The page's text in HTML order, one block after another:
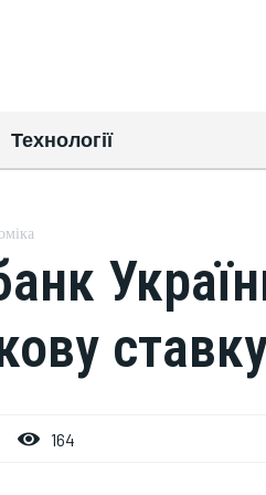
Технології
164